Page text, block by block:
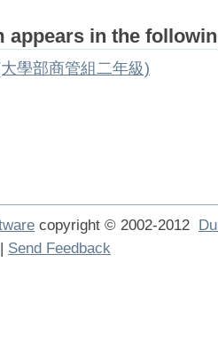
appears in the
學部商管組二年級)
copyright © 2002-2012
| Send Feedback